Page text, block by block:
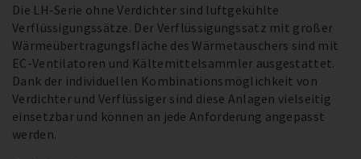
Die LH-Serie ohne Verdichter sind luftgekühlte
Verflüssigungssätze. Der Verflüssigungssatz mit großer
Wärmeübertragungsfläche des Wärmetauschers sind mit
EC-Ventilatoren und Kältemittelsammler ausgestattet.
Dank der individuellen Kombinationsmöglichkeit von
Verdichter und Verflüssiger sind diese Anlagen vielseitig
einsetzbar und können an jede Anforderung angepasst
werden.